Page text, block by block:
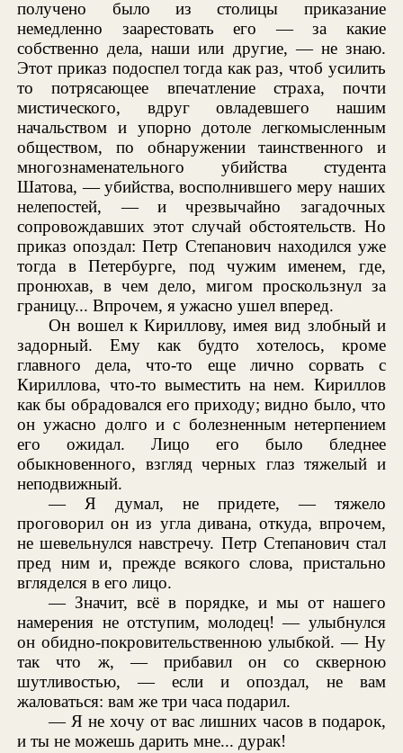
получено было из столицы приказание
немедленно заарестовать его — за какие
собственно дела, наши или другие, — не знаю.
Этот приказ подоспел тогда как раз, чтоб усилить
то потрясающее впечатление страха, почти
мистического, вдруг овладевшего нашим
начальством и упорно дотоле легкомысленным
обществом, по обнаружении таинственного и
многознаменательного убийства студента
Шатова, — убийства, восполнившего меру наших
нелепостей, — и чрезвычайно загадочных
сопровождавших этот случай обстоятельств. Но
приказ опоздал: Петр Степанович находился уже
тогда в Петербурге, под чужим именем, где,
пронюхав, в чем дело, мигом проскользнул за
границу... Впрочем, я ужасно ушел вперед.
Он вошел к Кириллову, имея вид злобный и
задорный. Ему как будто хотелось, кроме
главного дела, что-то еще лично сорвать с
Кириллова, что-то выместить на нем. Кириллов
как бы обрадовался его приходу; видно было, что
он ужасно долго и с болезненным нетерпением
его ожидал. Лицо его было бледнее
обыкновенного, взгляд черных глаз тяжелый и
неподвижный.
— Я думал, не придете, — тяжело
проговорил он из угла дивана, откуда, впрочем,
не шевельнулся навстречу. Петр Степанович стал
пред ним и, прежде всякого слова, пристально
вгляделся в его лицо.
— Значит, всё в порядке, и мы от нашего
намерения не отступим, молодец! — улыбнулся
он обидно-покровительственною улыбкой. — Ну
так что ж, — прибавил он со скверною
шутливостью, — если и опоздал, не вам
жаловаться: вам же три часа подарил.
— Я не хочу от вас лишних часов в подарок,
и ты не можешь дарить мне... дурак!